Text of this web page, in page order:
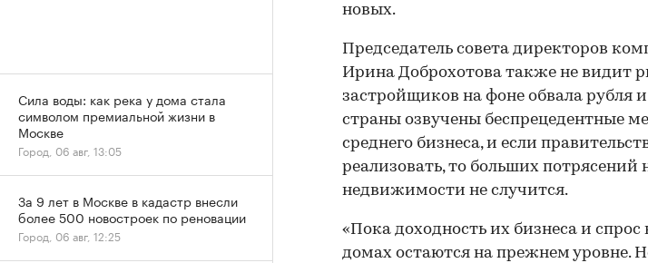
новых.
Председатель совета директоров
Ирина Доброхотова также не видит
застройщиков на фоне обвала рубля
страны озвучены беспрецедентные
среднего бизнеса, и если
реализовать, то больших
недвижимости не случится.
«Пока доходность их бизнеса и
домах остаются на прежнем уровне.
Сила воды: как река у дома стала
символом премиальной жизни в
Москве
Город, 06 авг, 13:05
За 9 лет в Москве в кадастр внесли
более 500 новостроек по реновации
Город, 06 авг, 12:25